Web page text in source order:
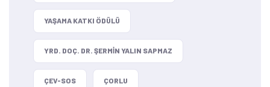
YAŞAMA KATKI ÖDÜLÜ
YRD. DOÇ. DR. ŞERMIN YALIN SAPMAZ
ÇEV-SOS ÇORLU